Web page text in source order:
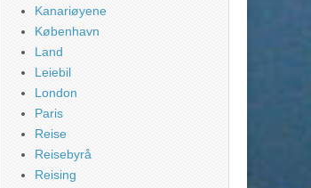
Kanariøyene
København
Land
Leiebil
London
Paris
Reise
Reisebyrå
Reising